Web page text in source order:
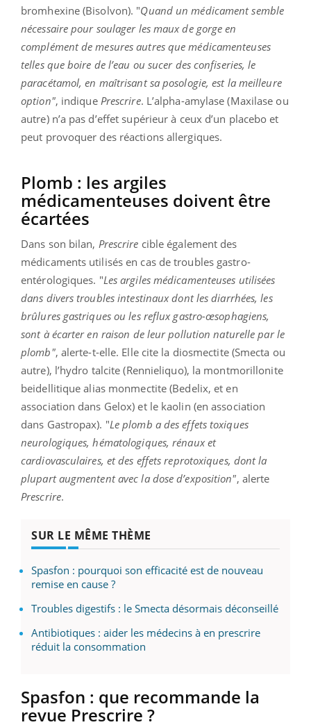
bromhexine (Bisolvon). "Quand un médicament semble
nécessaire pour soulager les maux de gorge en
complément de mesures autres que médicamenteuses
telles que boire de l’eau ou sucer des confiseries, le
paracétamol, en maîtrisant sa posologie, est la meilleure
option", indique Prescrire. L’alpha­-amylase (Maxilase ou
autre) n’a pas d’effet supérieur à ceux d’un placebo et
peut provoquer des réactions allergiques.
Plomb : les argiles
médicamenteuses doivent être
écartées
Dans son bilan, Prescrire cible également des
médicaments utilisés en cas de troubles gastro-
entérologiques. "Les argiles médicamenteuses utilisées
dans divers troubles intestinaux dont les dia­rrhées, les
brûlures gastriques ou les reflux ­gastro-œsophagiens,
sont à écarter en raison de leur pollution naturelle par le
plomb", alerte-t-elle. Elle cite la diosmectite (Smecta ou
autre), l’hydro­ talcite (Rennieliquo), la montmorillonite
beidellitique alias monmectite (Bedelix, et en
association dans Gelox) et le kaolin (en association
dans Gastropax). "Le plomb a des effets toxiques
neurologiques, hémato­logiques, rénaux et
cardiovasculaires, et des effets reprotoxiques, dont la
plupart augmentent avec la dose d’exposition", alerte
Prescrire.
SUR LE MÊME THÈME
Spasfon : pourquoi son efficacité est de nouveau
remise en cause ?
Troubles digestifs : le Smecta désormais déconseillé
Antibiotiques : aider les médecins à en prescrire
réduit la consommation
Spasfon : que recommande la
revue Prescrire ?